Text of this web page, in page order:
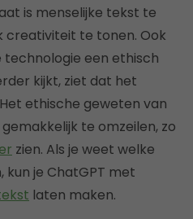
is menselijke tekst te
creativiteit te tonen. Ook
een ethisch
kijkt, ziet dat het
ethische geweten van
te omzeilen, zo
zien. Als je weet welke
je ChatGPT met
laten maken.